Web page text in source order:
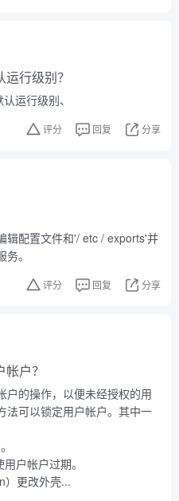
行级别？
运行级别、
评分 回复 分享
辑配置文件和'/ etc / exports'并
。
评分 回复 分享
户？
户的操作，以便未经授权的用
法可以锁定用户帐户。其中一
户帐户过期。
）更改外壳...